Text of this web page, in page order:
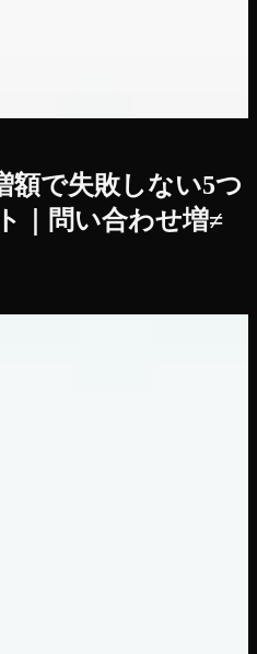
額で失敗しない5つ
｜問い合わせ増≠